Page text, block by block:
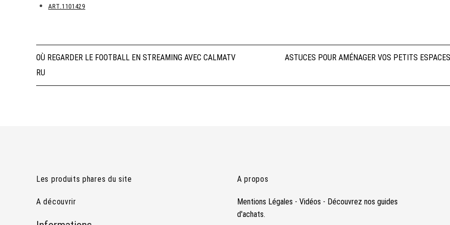
ART.1101429
Navigation
de
OÙ REGARDER LE FOOTBALL EN STREAMING AVEC CALMATV
RU
ASTUCES POUR AMÉNAGER VOS PETITS ESPACES
Les produits phares du site
A découvrir
A propos
Mentions Légales - Vidéos - Découvrez nos guides
d'achats.